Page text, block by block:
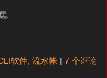
.
软件 流水帐 | 7 个评论